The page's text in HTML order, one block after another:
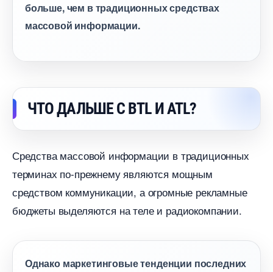
ольше, чем в традиционных средствах
массовой информации.
ЧТО ДАЛЬШЕ С BTL И ATL?
Средства массовой информации в традиционных
терминах по-прежнему являются мощным
средством коммуникации, а огромные рекламные
юджеты выделяются на теле и радиокомпании.
Однако маркетинговые тенденции последних